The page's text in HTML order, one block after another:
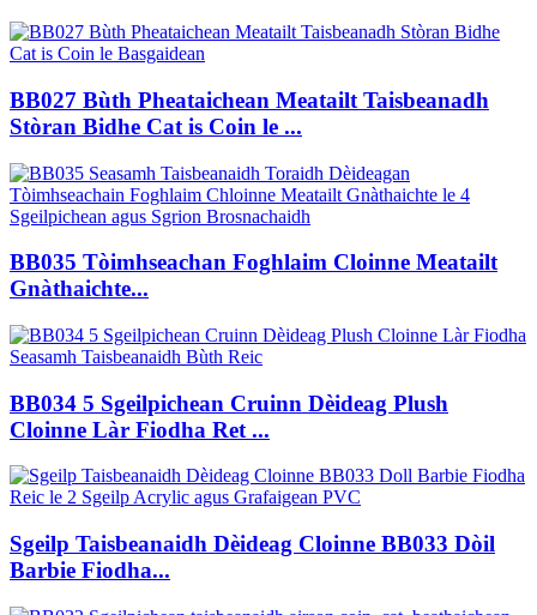
BB027 Bùth Pheataichean Meatailt Taisbeanadh
Stòran Bidhe Cat is Coin le ...
BB035 Tòimhseachan Foghlaim Cloinne Meatailt
Gnàthaichte...
BB034 5 Sgeilpichean Cruinn Dèideag Plush
Cloinne Làr Fiodha Ret ...
Sgeilp Taisbeanaidh Dèideag Cloinne BB033 Dòil
Barbie Fiodha...